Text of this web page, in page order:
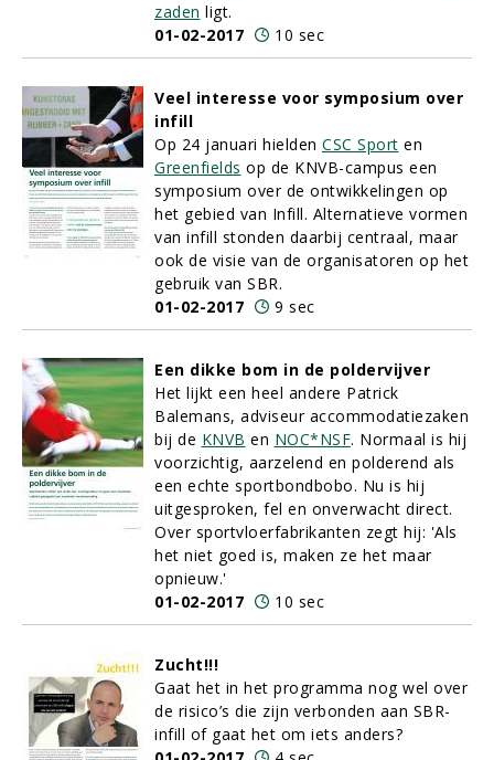
zaden ligt.
01-02-2017
10 sec
Veel interesse voor symposium over
infill
Op 24 januari hielden CSC Sport en
Greenfields op de KNVB-campus een
symposium over de ontwikkelingen op
het gebied van Infill. Alternatieve vormen
van infill stonden daarbij centraal, maar
ook de visie van de organisatoren op het
gebruik van SBR.
01-02-2017
9 sec
Een dikke bom in de poldervijver
Het lijkt een heel andere Patrick
Balemans, adviseur accommodatiezaken
bij de KNVB en NOC*NSF. Normaal is hij
voorzichtig, aarzelend en polderend als
een echte sportbondbobo. Nu is hij
uitgesproken, fel en onverwacht direct.
Over sportvloerfabrikanten zegt hij: 'Als
het niet goed is, maken ze het maar
opnieuw.'
01-02-2017
10 sec
Zucht!!!
Gaat het in het programma nog wel over
de risico’s die zijn verbonden aan SBR-
infill of gaat het om iets anders?